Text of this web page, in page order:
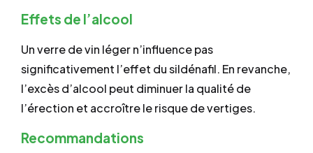
Effets de l’alcool
Un verre de vin léger n’influence pas
significativement l’effet du sildénafil. En revanche,
l’excès d’alcool peut diminuer la qualité de
l’érection et accroître le risque de vertiges.
Recommandations